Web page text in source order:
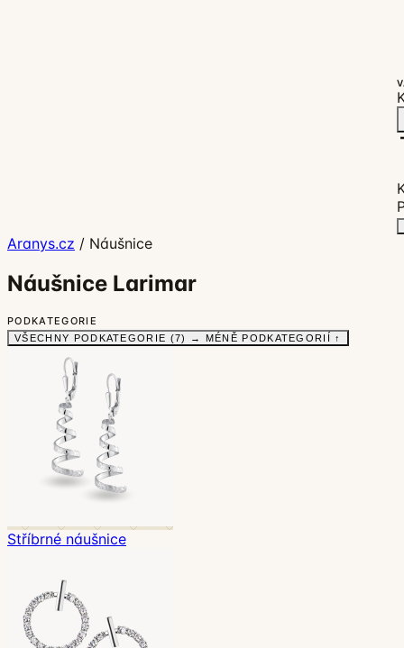
Aranys.cz / Náušnice
Náušnice Larimar
PODKATEGORIE
VŠECHNY PODKATEGORIE (7) → MÉNĚ PODKATEGORIÍ ↑
Stříbrné náušnice